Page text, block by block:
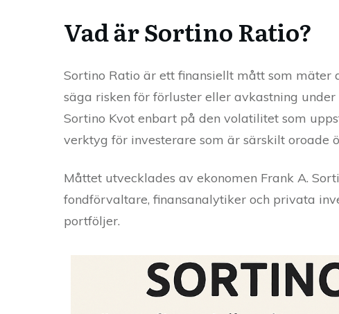
Vad är Sortino Ratio?
Sortino Ratio är ett finansiellt mått som mäter
säga risken för förluster eller avkastning
Sortino Kvot enbart på den volatilitet som
verktyg för investerare som är särskilt oroade
Måttet utvecklades av ekonomen Frank A.
fondförvaltare, finansanalytiker och privata
portföljer.